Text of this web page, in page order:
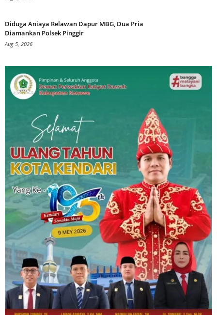
Diduga Aniaya Relawan Dapur MBG, Dua Pria
Diamankan Polsek Pinggir
Aug 5, 2026